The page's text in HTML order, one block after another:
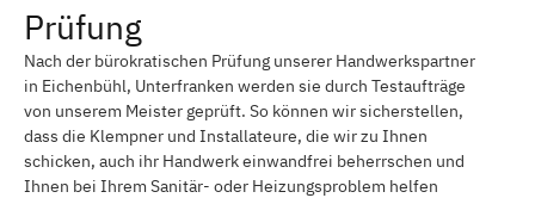
Prüfung
Nach der bürokratischen Prüfung unserer Handwerkspartner
in Eichenbühl, Unterfranken werden sie durch Testaufträge
von unserem Meister geprüft. So können wir sicherstellen,
dass die Klempner und Installateure, die wir zu Ihnen
schicken, auch ihr Handwerk einwandfrei beherrschen und
Ihnen bei Ihrem Sanitär- oder Heizungsproblem helfen